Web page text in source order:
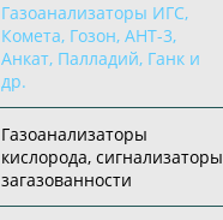
Газоанализаторы ИГС,
Комета, Гозон, АНТ-3,
Анкат, Палладий, Ганк и
др.
Газоанализаторы
кислорода, сигнализаторы
загазованности